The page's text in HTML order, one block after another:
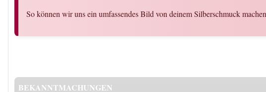
So können wir uns ein umfassendes Bild von deinem Silberschmuck
BEKANNTMACHUNGEN